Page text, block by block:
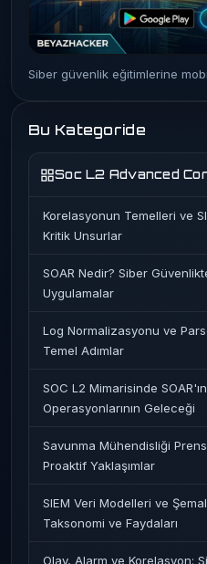
Siber güvenlik eğitimlerine
Bu Kategoride
Soc L2 Advanced
Korelasyonun Temelleri ve
Kritik Unsurlar
SOAR Nedir? Siber
Uygulamalar
Log Normalizasyonu ve
Temel Adımlar
SOC L2 Mimarisinde
Operasyonlarının Geleceği
Savunma Mühendisliği
Proaktif Yaklaşımlar
SIEM Veri Modelleri ve
Taksonomi ve Faydaları
Olay, Alarm ve Korelasyon: